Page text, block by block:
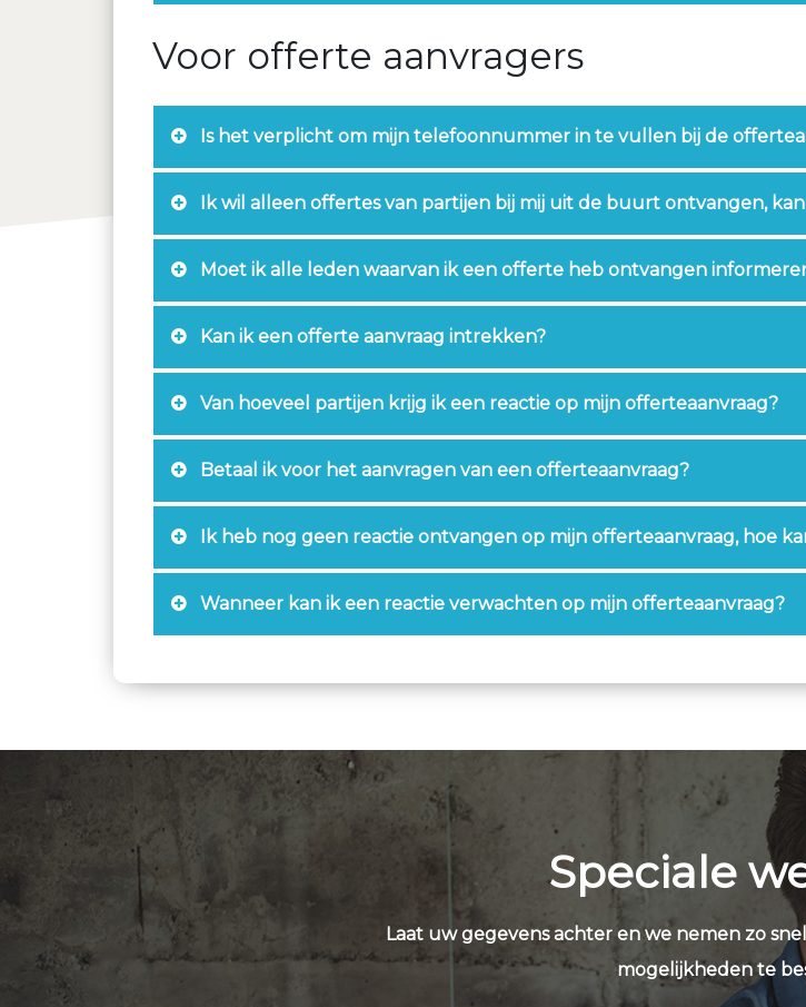
Voor offerte aanvragers
Is het verplicht om mijn telefoonnummer in te vullen bij de
Ik wil alleen offertes van partijen bij mij uit de buurt ontvangen,
Moet ik alle leden waarvan ik een offerte heb ontvangen
Kan ik een offerte aanvraag intrekken?
Van hoeveel partijen krijg ik een reactie op mijn offerteaanvraag?
Betaal ik voor het aanvragen van een offerteaanvraag?
Ik heb nog geen reactie ontvangen op mijn offerteaanvraag, hoe
Wanneer kan ik een reactie verwachten op mijn offerteaanvraag?
Speciale
Laat uw gegevens achter en we nemen zo
mogelijkheden te